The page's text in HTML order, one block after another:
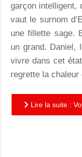
garçon intelligent,
vaut le surnom
une fillette sage.
un grand. Daniel,
vivre dans cet
regrette la chaleur
Lire la suite :